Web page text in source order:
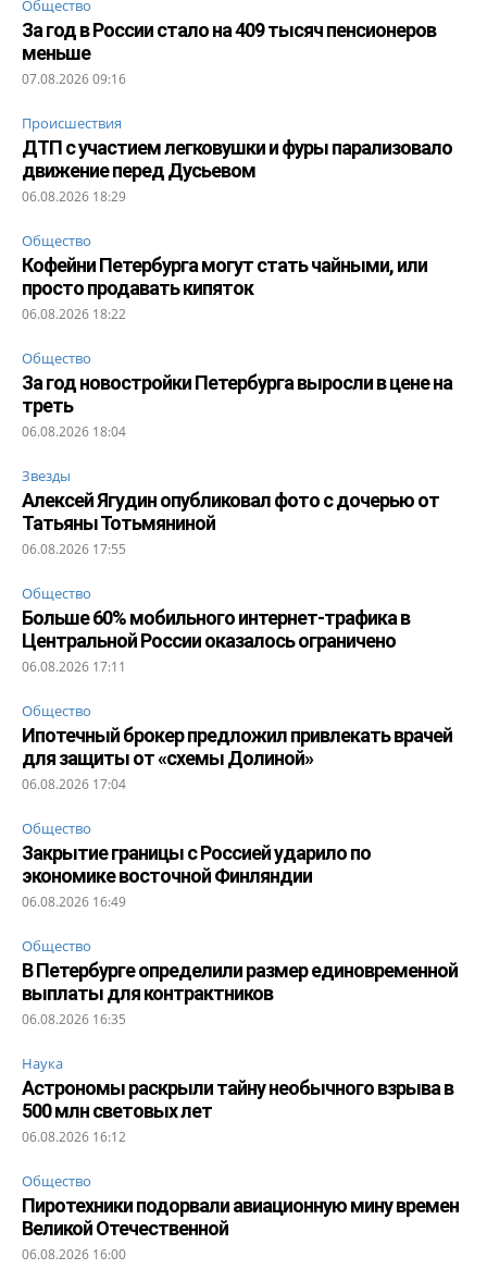
Общество
За год в России стало на 409 тысяч пенсионеров
меньше
07.08.2026 09:16
Происшествия
ДТП с участием легковушки и фуры парализовало
движение перед Дусьевом
06.08.2026 18:29
Общество
Кофейни Петербурга могут стать чайными, или
просто продавать кипяток
06.08.2026 18:22
Общество
За год новостройки Петербурга выросли в цене на
треть
06.08.2026 18:04
Звезды
Алексей Ягудин опубликовал фото с дочерью от
Татьяны Тотьмяниной
06.08.2026 17:55
Общество
Больше 60% мобильного интернет-трафика в
Центральной России оказалось ограничено
06.08.2026 17:11
Общество
Ипотечный брокер предложил привлекать врачей
для защиты от «схемы Долиной»
06.08.2026 17:04
Общество
Закрытие границы с Россией ударило по
экономике восточной Финляндии
06.08.2026 16:49
Общество
В Петербурге определили размер единовременной
выплаты для контрактников
06.08.2026 16:35
Наука
Астрономы раскрыли тайну необычного взрыва в
500 млн световых лет
06.08.2026 16:12
Общество
Пиротехники подорвали авиационную мину времен
Великой Отечественной
06.08.2026 16:00